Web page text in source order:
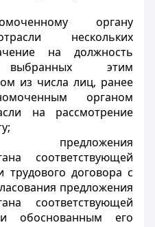
органу
нескольких
на должность
этим
из числа лиц, ранее
органом
на рассмотрение
предложения
соответствующей
трудового договора с
предложения
соответствующей
обоснованным его